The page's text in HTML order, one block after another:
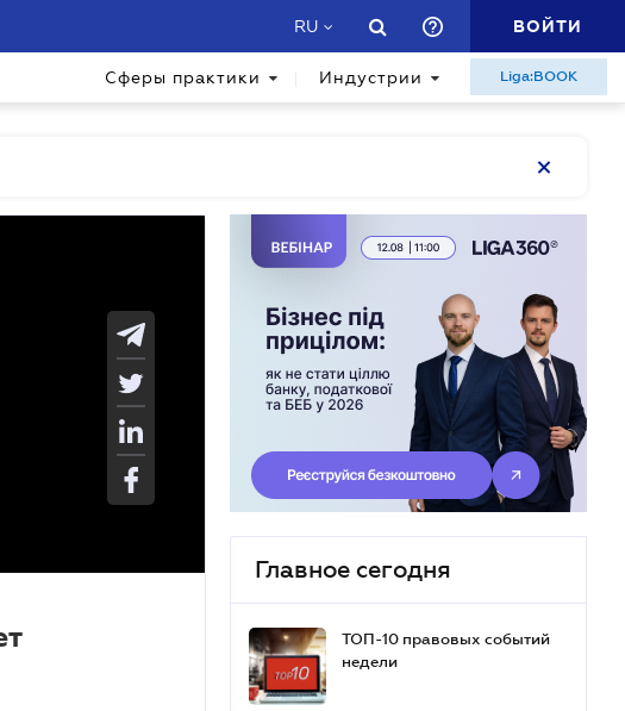
RU ВОЙТИ
Сферы практики Индустрии Liga:BOOK
Главное сегодня
ТОП-10 правовых событий
недели